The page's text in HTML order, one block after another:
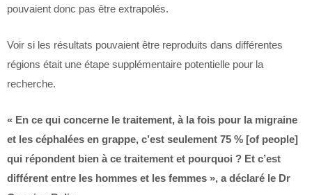
pouvaient donc pas être extrapolés.
Voir si les résultats pouvaient être reproduits dans différentes
régions était une étape supplémentaire potentielle pour la
recherche.
« En ce qui concerne le traitement, à la fois pour la migraine
et les céphalées en grappe, c’est seulement 75 % [of people]
qui répondent bien à ce traitement et pourquoi ? Et c’est
différent entre les hommes et les femmes », a déclaré le Dr